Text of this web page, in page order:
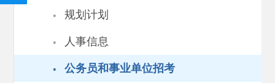
· 规划计划
· 人事信息
· 公务员和事业单位招考